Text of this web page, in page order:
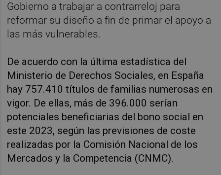
Gobierno a trabajar a contrarreloj para
reformar su diseño a fin de primar el apoyo a
las más vulnerables.
De acuerdo con la última estadística del
Ministerio de Derechos Sociales, en España
hay 757.410 títulos de familias numerosas en
vigor. De ellas, más de 396.000 serían
potenciales beneficiarias del bono social en
este 2023, según las previsiones de coste
realizadas por la Comisión Nacional de los
Mercados y la Competencia (CNMC).